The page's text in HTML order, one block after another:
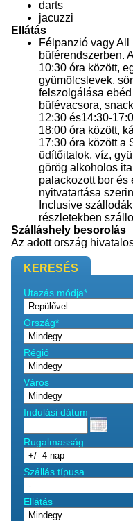
darts
jacuzzi
Ellátás
Félpanzió vagy
büférendszerben.
10:30 óra között,
gyümölcslevek,
felszolgálása
büfévacsora,
12:30 és14:30-
18:00 óra között,
17:30 óra között a
üdítőitalok, víz,
görög alkoholos
palackozott bor és
nyitvatartása
Inclusive
részletekben
Szálláshely besorolás
Az adott ország
KERESÉS
Utazás módja*
Ország*
Régió
Város
Indulási dátum
Rugalmasság
Szállás típusa
Ellátás